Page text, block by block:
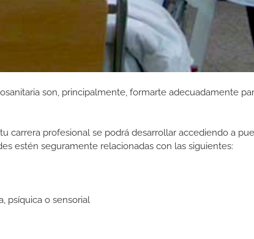
son, principalmente, formarte adecuadamente
carrera profesional se podrá desarrollar accediendo a
estén seguramente relacionadas con las siguientes:
psíquica o sensorial